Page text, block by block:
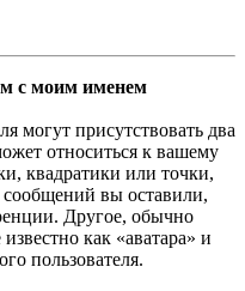
с моим именем
могут присутствовать два
относиться к вашему
квадратики или точки,
вы оставили,
Другое, обычно
как «аватара» и
пользователя.